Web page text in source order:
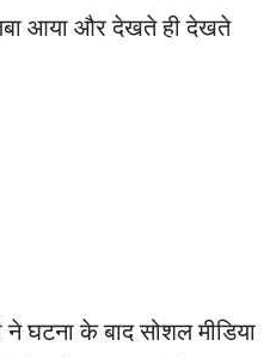
आया और देखते ही देखते
ने घटना के बाद सोशल मीडिया